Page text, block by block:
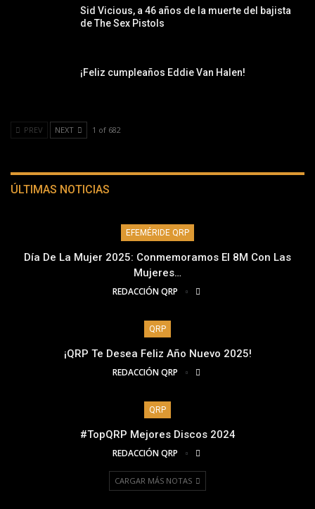
Sid Vicious, a 46 años de la muerte del bajista
de The Sex Pistols
¡Feliz cumpleaños Eddie Van Halen!
PREV NEXT 1 of 682
ÚLTIMAS NOTICIAS
EFEMÉRIDE QRP
Día De La Mujer 2025: Conmemoramos El 8M Con Las
Mujeres…
REDACCIÓN QRP
QRP
¡QRP Te Desea Feliz Año Nuevo 2025!
REDACCIÓN QRP
QRP
#TopQRP Mejores Discos 2024
REDACCIÓN QRP
CARGAR MÁS NOTAS